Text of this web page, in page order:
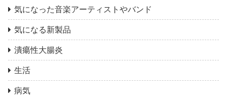
気になった音楽アーティストやバンド
気になる新製品
潰瘍性大腸炎
生活
病気